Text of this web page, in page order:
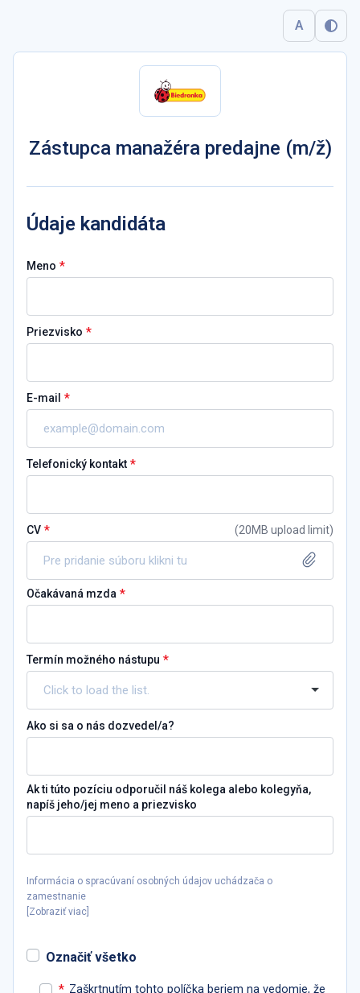
A
Zástupca manažéra predajne (m/ž)
Údaje kandidáta
Meno *
Priezvisko *
E-mail *
Telefonický kontakt *
CV * (20MB upload limit)
Pre pridanie súboru klikni tu
Očakávaná mzda *
Termín možného nástupu *
Ako si sa o nás dozvedel/a?
Ak ti túto pozíciu odporučil náš kolega alebo kolegyňa,
napíš jeho/jej meno a priezvisko
Informácia o spracúvaní osobných údajov uchádzača o
zamestnanie
Zobraziť viac
Označiť všetko
* Zaškrtnutím tohto políčka beriem na vedomie, že